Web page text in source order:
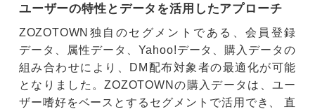
ユーザーの特性とデータを活用したアプローチ
ZOZOTOWN独自のセグメントである、会員登録
データ、属性データ、Yahoo!データ、購入データの
組み合わせにより、DM配布対象者の最適化が可能
となりました。ZOZOTOWNの購入データは、ユー
ザー嗜好をベースとするセグメントで活用でき、 直